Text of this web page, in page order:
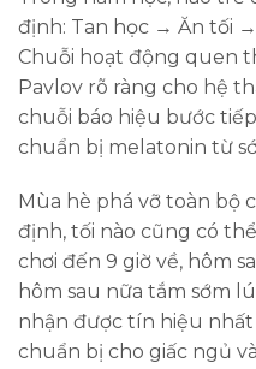
định: Tan học → Ăn tối
Chuỗi hoạt động quen
Pavlov rõ ràng cho hệ
chuỗi báo hiệu bước
chuẩn bị melatonin từ
Mùa hè phá vỡ toàn bộ
định, tối nào cũng có
chơi đến 9 giờ về, hôm
hôm sau nữa tắm sớm
nhận được tín hiệu
chuẩn bị cho giấc ngủ